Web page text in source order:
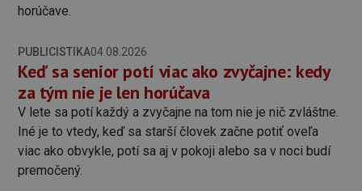
PUBLICISTIKA04.08.2026
Keď sa senior potí viac ako zvyčajne: kedy
za tým nie je len horúčava
V lete sa potí každý a zvyčajne na tom nie je nič zvláštne.
Iné je to vtedy, keď sa starší človek začne potiť oveľa
viac ako obvykle, potí sa aj v pokoji alebo sa v noci budí
premočený.